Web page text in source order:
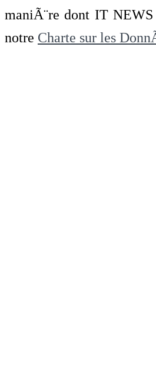
maniÃ¨re dont IT
notre Charte sur les